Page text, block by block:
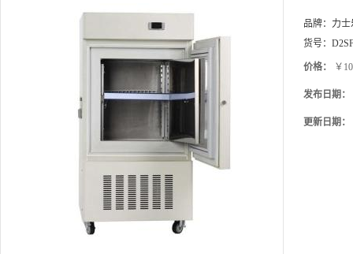
品牌： 力士
货号：
价格： ￥
发布日期：
更新日期：